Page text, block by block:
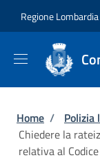
Regione Lombardia
Briciole
Home / Polizia
Chiedere la
relativa al